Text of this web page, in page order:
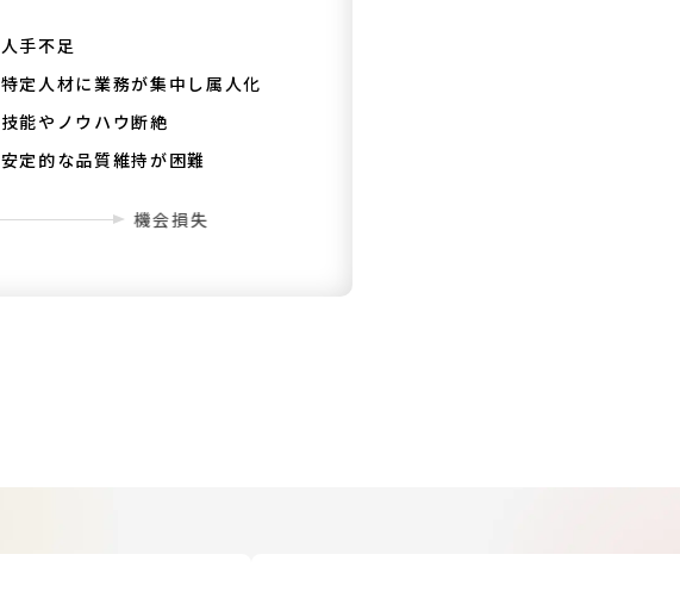
人手不足
特定人材に業務が集中し属人化
技能やノウハウ断絶
安定的な品質維持が困難
機会損失